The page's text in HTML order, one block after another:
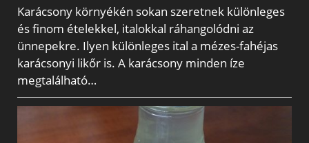
Karácsony környékén sokan szeretnek különleges
és finom ételekkel, italokkal ráhangolódni az
ünnepekre. Ilyen különleges ital a mézes-fahéjas
karácsonyi likőr is. A karácsony minden íze
megtalálható…